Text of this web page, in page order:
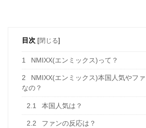
目次 [閉じる]
1 NMIXX(エンミックス)って？
2
NMIXX(エンミックス)本国人気やフ
なの？
2.1 本国人気は？
2.2 ファンの反応は？